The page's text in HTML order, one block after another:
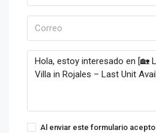
Al enviar este formulario acepto